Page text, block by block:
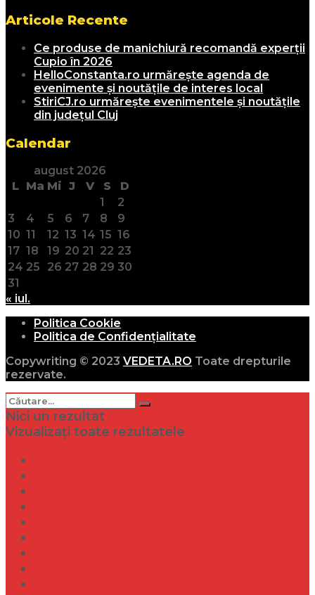
Articole Recente
Ce produse de manichiură recomandă experții
Cupio în 2026
HelloConstanta.ro urmărește agenda de
evenimente și noutățile de interes local
StiriCJ.ro urmărește evenimentele și noutățile
din județul Cluj
Calendar
august 2026
L Ma Mi J V S
D
1
2
3
4 5 6 7 8
9
10 11 12 13 14 15 16
17 18 19 20 21 22 23
24 25 26 27 28 29 30
31
« iul.
Politica Cookie
Politica de Confidențialitate
Copywriting © 2023 VEDETA.RO Toate drepturile
rezervate.
Nici un rezultat
Vizualizați toate rezultatele